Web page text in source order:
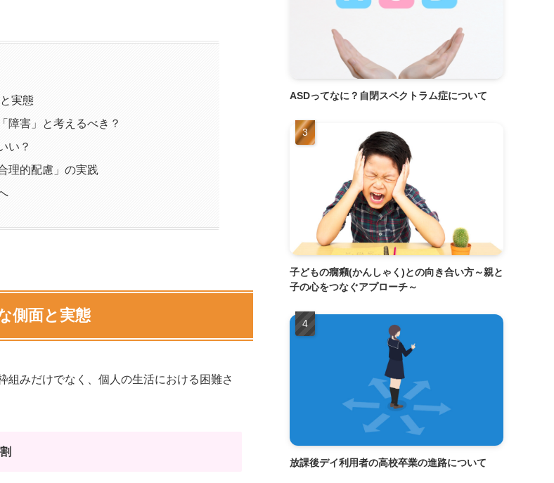
実態
障害」と考えるべき？
い？
理的配慮」の実践
側面と実態
組みだけでなく、個人の生活における困難さ
ASDってなに？自閉スペクトラム症について
子どもの癇癪(かんしゃく)との向き合い方～親と
子の心をつなぐアプローチ～
放課後デイ利用者の高校卒業の進路について